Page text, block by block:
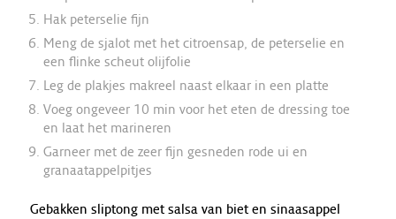
Hak peterselie fijn
Meng de sjalot met het citroensap, de peterselie en
een flinke scheut olijfolie
Leg de plakjes makreel naast elkaar in een platte
Voeg ongeveer 10 min voor het eten de dressing toe
en laat het marineren
Garneer met de zeer fijn gesneden rode ui en
granaatappelpitjes
Gebakken sliptong met salsa van biet en sinaasappel